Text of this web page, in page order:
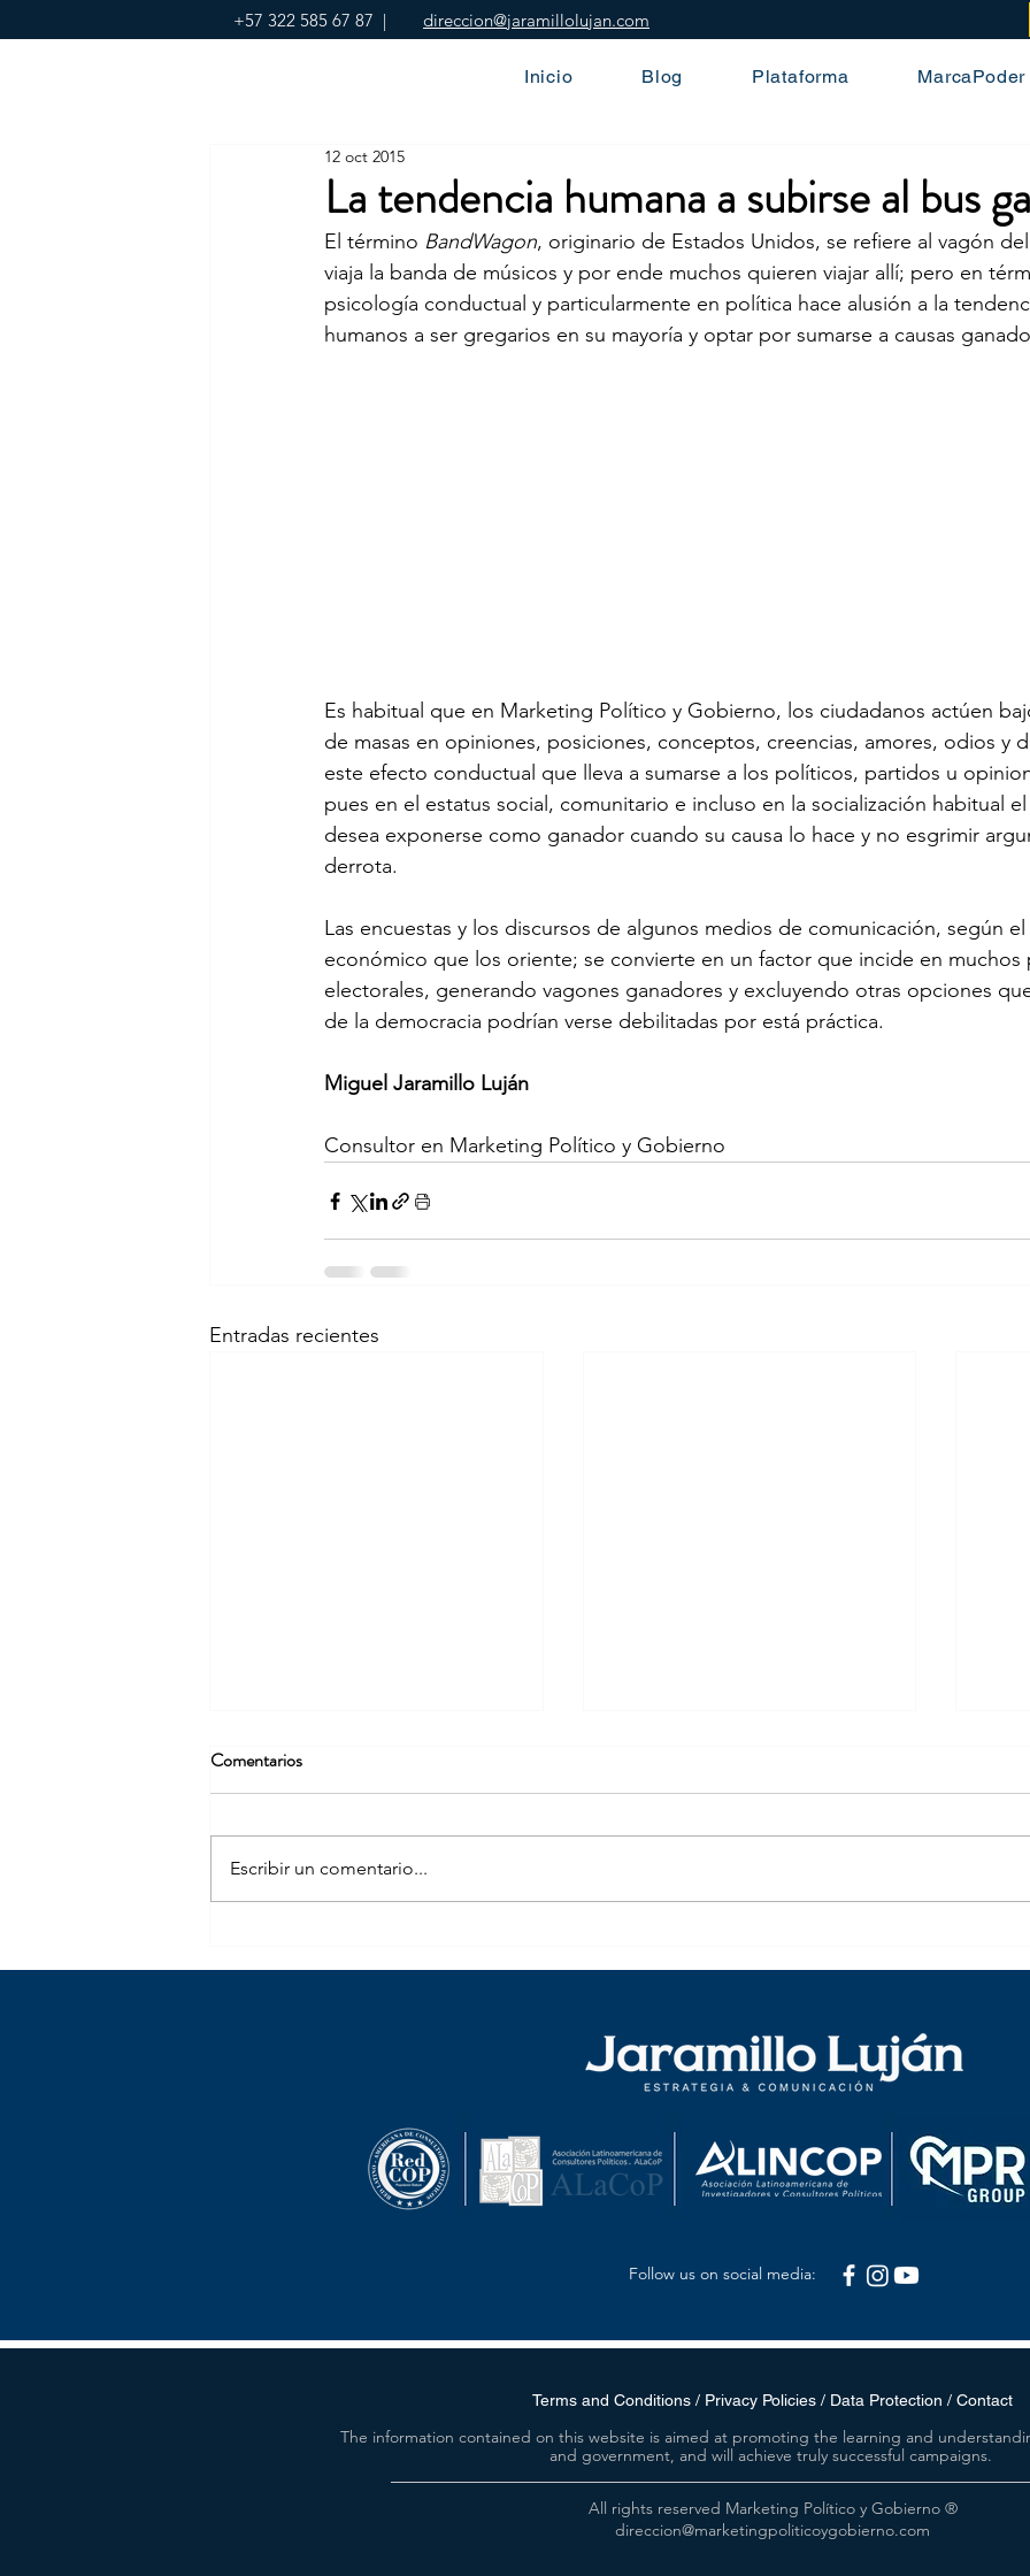
+57 322 585 67 87 | direccion@jaramillolujan.com
Inicio Blog Plataforma MarcaPoder
La tendencia humana a subirse al bus
12 oct 2015
El término BandWagon, originario de Estados Unidos, se refiere al vagón
viaja la banda de músicos y por ende muchos quieren viajar allí; pero en
psicología conductual y particularmente en política hace alusión a la
humanos a ser gregarios en su mayoría y optar por sumarse a causas
Es habitual que en Marketing Político y Gobierno, los ciudadanos actúen
de masas en opiniones, posiciones, conceptos, creencias, amores, odios y
este efecto conductual que lleva a sumarse a los políticos, partidos u
pues en el estatus social, comunitario e incluso en la socialización habitual
desea exponerse como ganador cuando su causa lo hace y no esgrimir
derrota.
Las encuestas y los discursos de algunos medios de comunicación, según
económico que los oriente; se convierte en un factor que incide en muchos
electorales, generando vagones ganadores y excluyendo otras opciones
de la democracia podrían verse debilitadas por está práctica.
Miguel Jaramillo Luján
Consultor en Marketing Político y Gobierno
Entradas recientes
tres grandes ganadores del 8M
obstáculo para el desarrollo?
Comentarios
Escribir un comentario...
Follow us on social media:
Terms and Conditions / Privacy Policies / Data Protection / Contact
The information contained on this website is aimed at promoting the learning and
and government, and will achieve truly successful campaigns.
All rights reserved Marketing Político y Gobierno ®
direccion@marketingpoliticoygobierno.com